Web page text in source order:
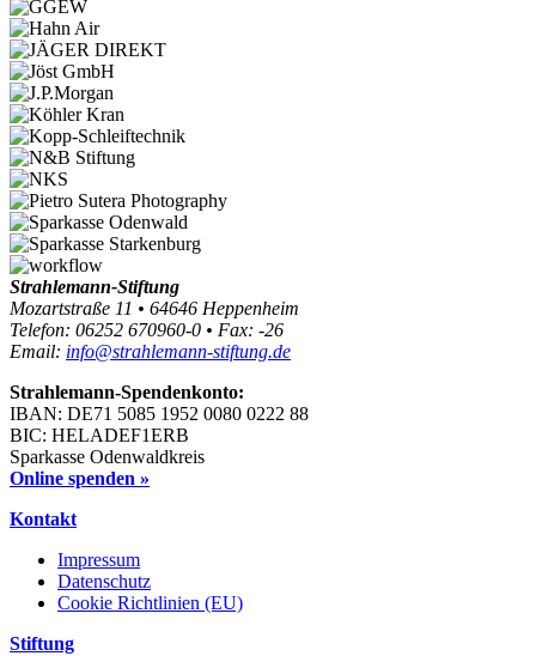
Strahlemann-Stiftung
Mozartstraße 11 • 64646 Heppenheim
Telefon: 06252 670960-0 • Fax: -26
Email: info@strahlemann-stiftung.de
Strahlemann-Spendenkonto:
IBAN: DE71 5085 1952 0080 0222 88
BIC: HELADEF1ERB
Sparkasse Odenwaldkreis
Online spenden »
Kontakt
Impressum
Datenschutz
Cookie Richtlinien (EU)
Stiftung